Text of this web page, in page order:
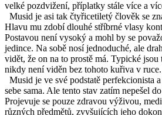
velké pozdvižení, příplatky stále více a
Musid je asi tak čtyřicetiletý člověk se
Hlavu mu zdobí dlouhé stříbrné vlasy
Postavou není vysoký a mohl by se
jedince. Na sobě nosí jednoduché, ale
vidět, že on na to prostě má. Typické
nikdy není viděn bez tohoto kuřiva v ruce.
Musid je ve své podstatě perfekcionista
sebe sama. Ale tento stav zatím nepešel
Projevuje se pouze zdravou výživou,
různých předmětů, zvyšujících jeho